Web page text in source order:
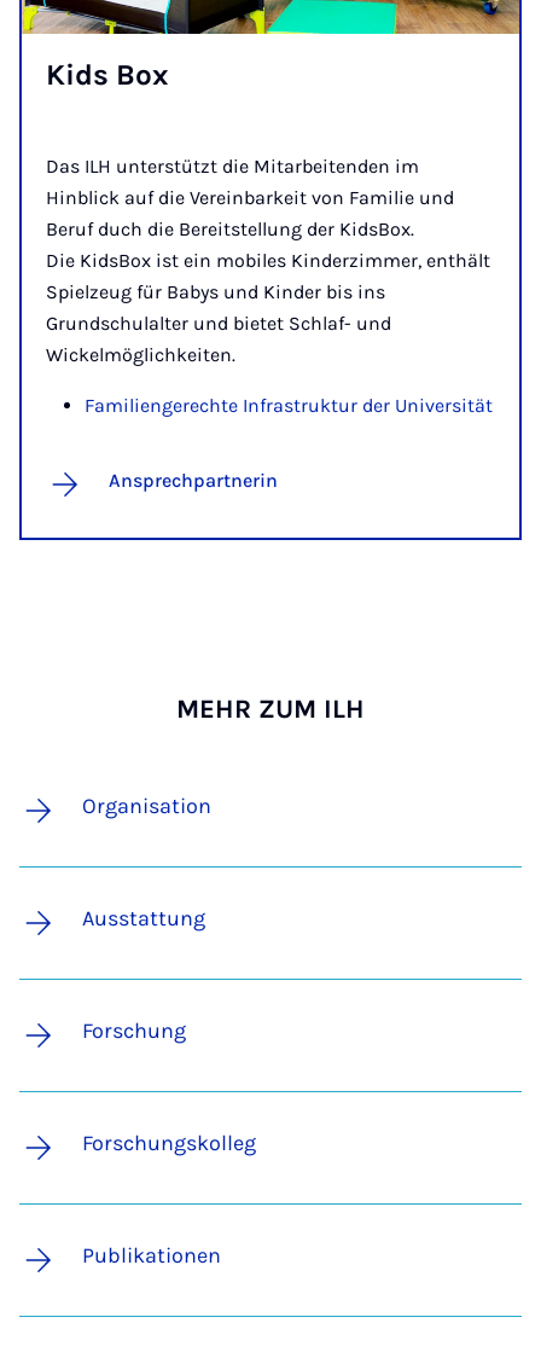
Kids Box
Das ILH unterstützt die Mitarbeitenden im
Hinblick auf die Vereinbarkeit von Familie und
Beruf duch die Bereitstellung der KidsBox.
Die KidsBox ist ein mobiles Kinderzimmer, enthält
Spielzeug für Babys und Kinder bis ins
Grundschulalter und bietet Schlaf- und
Wickelmöglichkeiten.
Familiengerechte Infrastruktur der Universität
Ansprechpartnerin
MEHR ZUM ILH
Organisation
Ausstattung
Forschung
Forschungskolleg
Publikationen